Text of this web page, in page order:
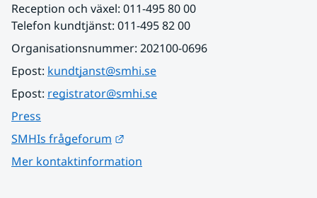
Reception och växel: 011-495 80 00
Telefon kundtjänst: 011-495 82 00
Organisationsnummer: 202100-0696
Epost: kundtjanst@smhi.se
Epost: registrator@smhi.se
Press
SMHIs frågeforum
Mer kontaktinformation